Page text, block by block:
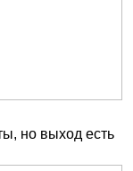
но выход есть